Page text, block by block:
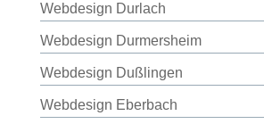
Webdesign Durlach
Webdesign Durmersheim
Webdesign Dußlingen
Webdesign Eberbach